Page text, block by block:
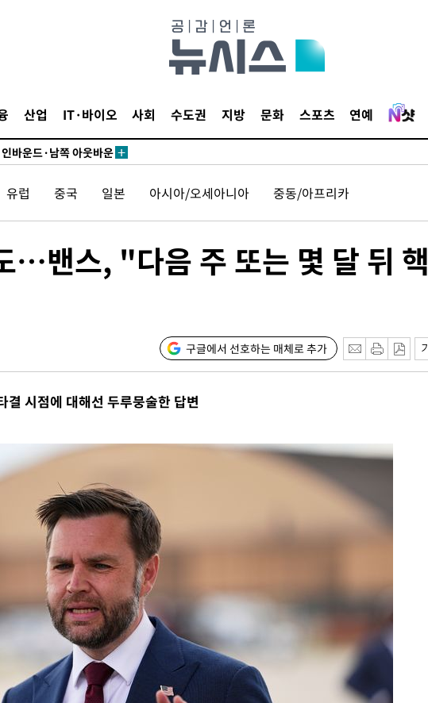
산업 IT·바이오 사회 수도권 지방 문화 스포츠 연예
대 공대 교수…이병태
사 대접까지(종합)
어…실업률은 4.1%로
바운드·남쪽 아웃바운
면 특별재난지역 선포
임용…희망지 못 갈 수
모리 수요 선제 대응"
VC 입단
에 마쳐
첫 40도
수사 재개"
축구협회
울대 공대 교수…이병태
식사 대접까지(종합)
전 2개월 10.3만개
어…실업률은 4.1%로
매달리지 말고 과감히
바운드·남쪽 아웃바운
경보로 하향
면 특별재난지역 선포
임용…희망지 못 갈 수
비[내일날씨]
유럽 중국 일본 아시아/오세아니아 중동/아프리카
…밴스, "다음 주 또는 몇 달 뒤 핵
구글에서 선호하는 매체로 추가
시점에 대해선 두루뭉술한 답변